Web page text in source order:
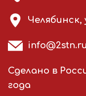
Челябинск,
info@2stn.ru
Сделано в
года